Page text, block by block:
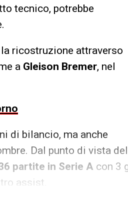
tecnico, potrebbe
ricostruzione attraverso
a Gleison Bremer, nel
di bilancio, ma anche
Dal punto di vista
partite in Serie A con 3
assist.